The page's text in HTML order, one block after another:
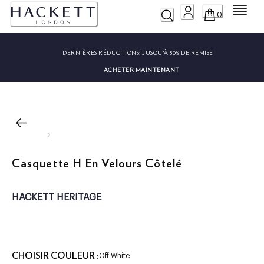
0 Menu
DERNIÈRES RÉDUCTIONS: JUSQU'À 50% DE REMISE
ACHETER MAINTENANT
Casquette H En Velours Côtelé
HACKETT HERITAGE
CHOISIR COULEUR :Off White